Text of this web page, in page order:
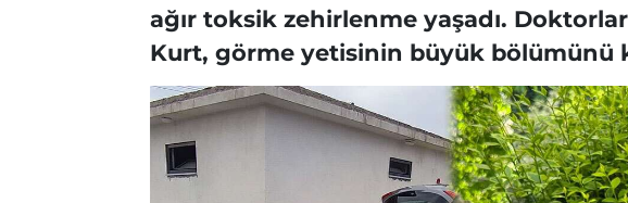
ağır toksik zehirlenme yaşadı.
Kurt, görme yetisinin büyük bölümünü